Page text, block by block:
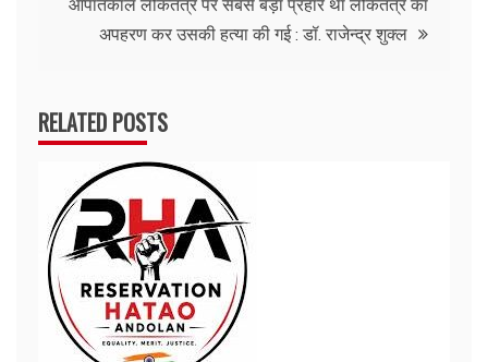
अपहरण कर उसकी हत्या की गई : डॉ. राजेन्द्र शुक्ल
RELATED POSTS